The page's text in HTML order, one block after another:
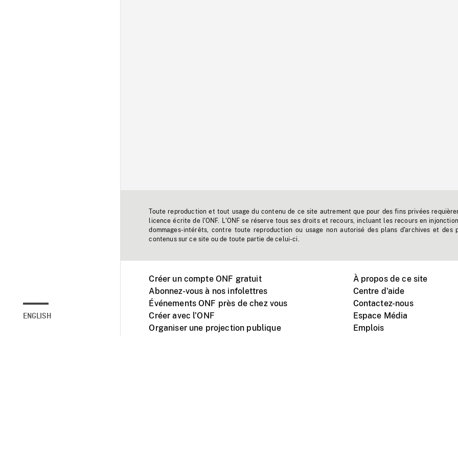
ENGLISH
Toute reproduction et tout usage du contenu de ce site autrement que pour des fins privées
licence écrite de l'ONF. L'ONF se réserve tous ses droits et recours, incluant les recours en
dommages-intérêts, contre toute reproduction ou usage non autorisé des plans d'archives et des
contenus sur ce site ou de toute partie de celui-ci.
Créer un compte ONF gratuit
Abonnez-vous à nos infolettres
Événements ONF près de chez vous
Créer avec l’ONF
Organiser une projection publique
À propos de ce site
Centre d'aide
Contactez-nous
Espace Média
Emplois